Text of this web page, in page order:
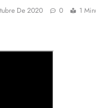
De 2020 0 1